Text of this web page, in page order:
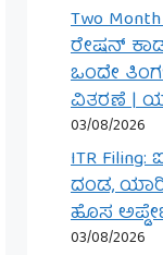
Two
ರೇಷನ್
ಒಂದೇ
ವಿತರಣೆ |
03/08/2026
ITR
ದಂಡ,
ಹೊಸ
03/08/2026